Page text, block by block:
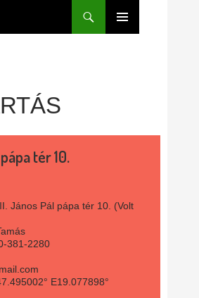
tér 10.
János Pál pápa tér 10. (Volt
381-2280
E19.077898°